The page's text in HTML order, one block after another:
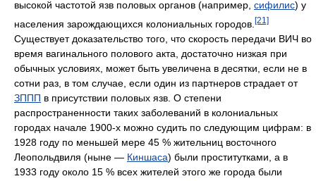
высокой частотой язв половых органов (например, сифилис) у
населения зарождающихся колониальных городов. [21]
Существует доказательство того, что скорость передачи ВИЧ во
время вагинального полового акта, достаточно низкая при
обычных условиях, может быть увеличена в десятки, если не в
сотни раз, в том случае, если один из партнеров страдает от
ЗППП в присутствии половых язв. О степени
распространенности таких заболеваний в колониальных
городах начале 1900-х можно судить по следующим цифрам: в
1928 году по меньшей мере 45 % жительниц восточного
Леопольдвиля (ныне — Киншаса) были проститутками, а в
1933 году около 15 % всех жителей этого же города были